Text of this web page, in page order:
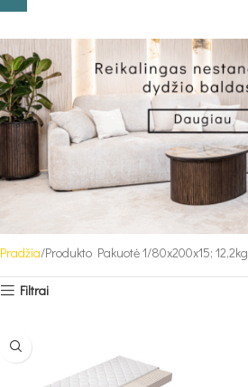
Pradžia Produkto Pakuotė 1 80x200x15; 12,2kg
Filtrai